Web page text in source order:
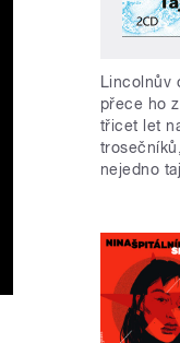
Lincolnův
přece ho
třicet let
nejedno